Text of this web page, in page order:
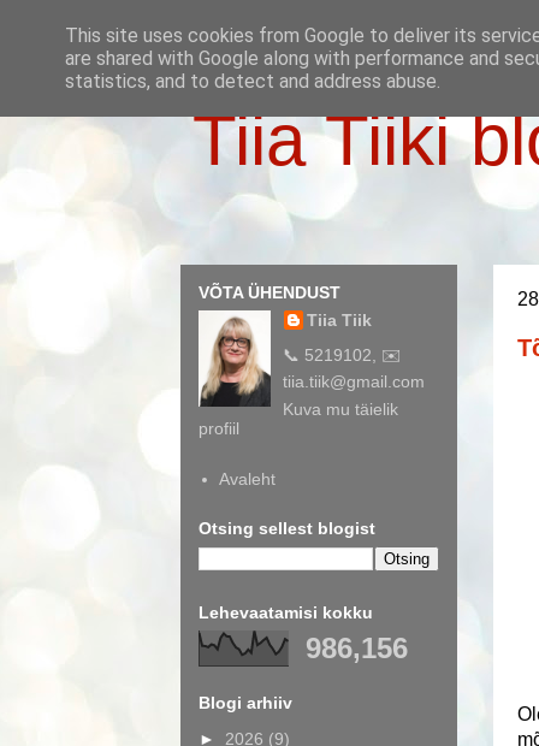
Tiia Tiiki
VÕTA ÜHENDUST
Tiia Tiik
📞 5219102, ✉️
tiia.tiik@gmail.com
Kuva mu täielik
profiil
Avaleht
Otsing sellest blogist
Lehevaatamisi kokku
986,156
Blogi arhiiv
► 2026 (9)
This site uses cookies from Google to deliver its
are shared with Google along with performance and
statistics, and to detect and address abuse.